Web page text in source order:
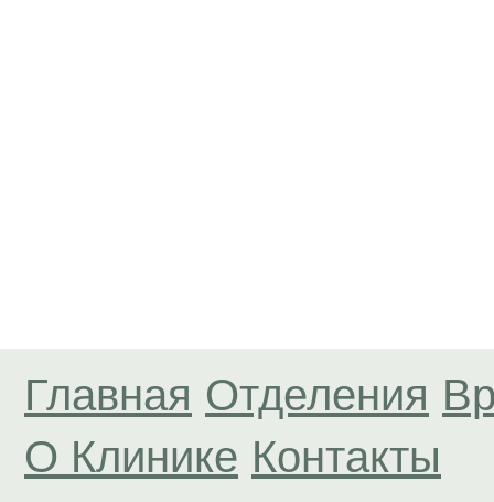
Главная Отделения
О Клинике Контакты